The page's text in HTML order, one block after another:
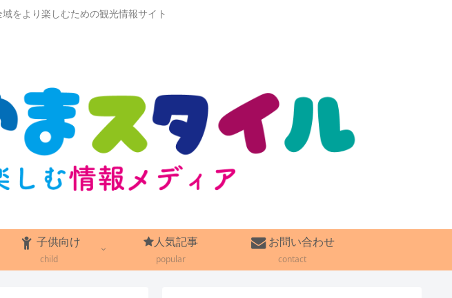
をより楽しむための観光情報サイト
子供向け
child
人気記事
popular
お問い合わせ
contact